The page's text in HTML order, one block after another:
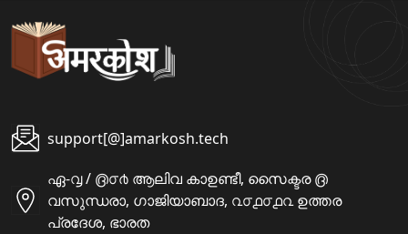
support[@]amarkosh.tech
ഏ-൮ / ൫൦൪ ആലിവ കാഉണ്ടീ, സൈക്ടര ൫
വസുന്ധരാ, ഗാജിയാബാദ, ൨൦൧൦൧൨ ഉത്തര
പ്രദേശ, ഭാരത